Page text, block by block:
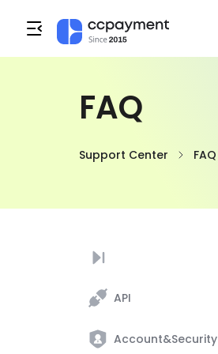
FAQ
Support Center FAQ
API
API Key
Account&Security